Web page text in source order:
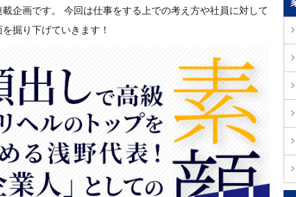
企画です。 今回は仕事をする上での考え方や社員に対して
掘り下げていきます！